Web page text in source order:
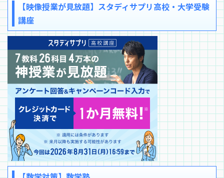
【映像授業が見放題】スタディサプリ高校・大学受験
講座